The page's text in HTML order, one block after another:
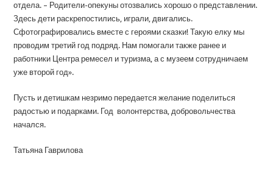
отдела. – Родители-опекуны отозвались хорошо о представлении.
Здесь дети раскрепостились, играли, двигались.
Сфотографировались вместе с героями сказки! Такую елку мы
проводим третий год подряд. Нам помогали также ранее и
работники Центра ремесел и туризма, а с музеем сотрудничаем
уже второй год».
Пусть и детишкам незримо передается желание поделиться
радостью и подарками. Год волонтерства, добровольчества
начался.
Татьяна Гаврилова